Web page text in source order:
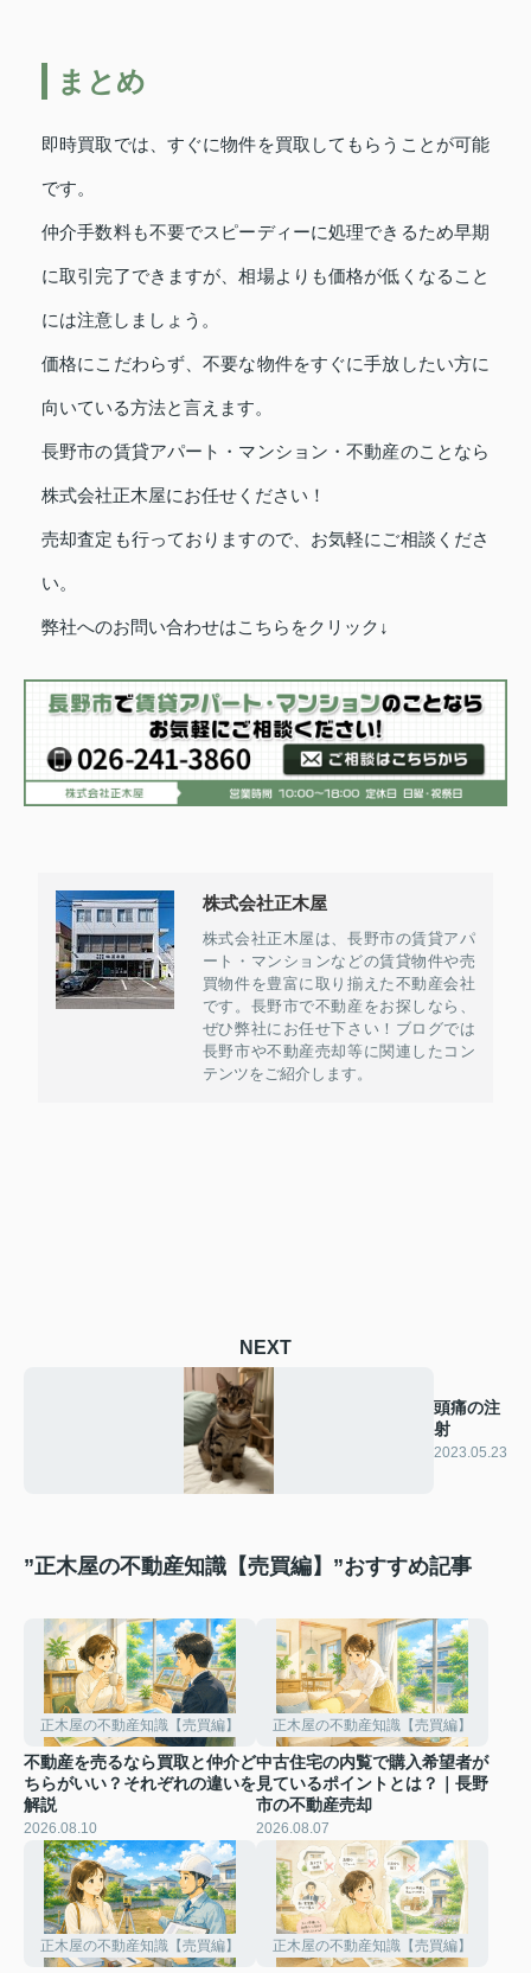
まとめ
即時買取では、すぐに物件を買取してもらうことが可能
です。
仲介手数料も不要でスピーディーに処理できるため早期
に取引完了できますが、相場よりも価格が低くなること
には注意しましょう。
価格にこだわらず、不要な物件をすぐに手放したい方に
向いている方法と言えます。
長野市の賃貸アパート・マンション・不動産のことなら
株式会社正木屋にお任せください！
売却査定も行っておりますので、お気軽にご相談くださ
い。
弊社へのお問い合わせはこちらをクリック↓
株式会社正木屋
株式会社正木屋は、長野市の賃貸アパ
ート・マンションなどの賃貸物件や売
買物件を豊富に取り揃えた不動産会社
です。長野市で不動産をお探しなら、
ぜひ弊社にお任せ下さい！ブログでは
長野市や不動産売却等に関連したコン
テンツをご紹介します。
NEXT
頭痛の注
射
2023.05.23
”正木屋の不動産知識【売買編】”おすすめ記事
正木屋の不動産知識【売買編】
不動産を売るなら買取と仲介ど
ちらがいい？それぞれの違いを
解説
2026.08.10
正木屋の不動産知識【売買編】
中古住宅の内覧で購入希望者が
見ているポイントとは？｜長野
市の不動産売却
2026.08.07
正木屋の不動産知識【売買編】 正木屋の不動産知識【売買編】